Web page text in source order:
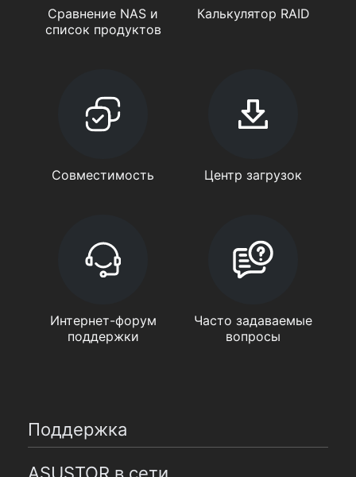
Сравнение NAS и
список продуктов
Калькулятор RAID
Совместимость Центр загрузок
Интернет-форум
поддержки
Часто задаваемые
вопросы
Поддержка